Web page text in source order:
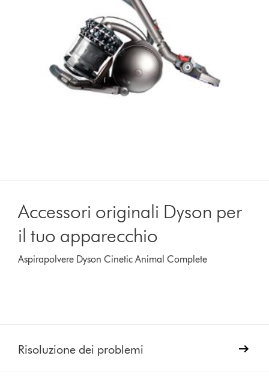
Accessori originali Dyson per
il tuo apparecchio
Aspirapolvere Dyson Cinetic Animal Complete
Risoluzione dei problemi